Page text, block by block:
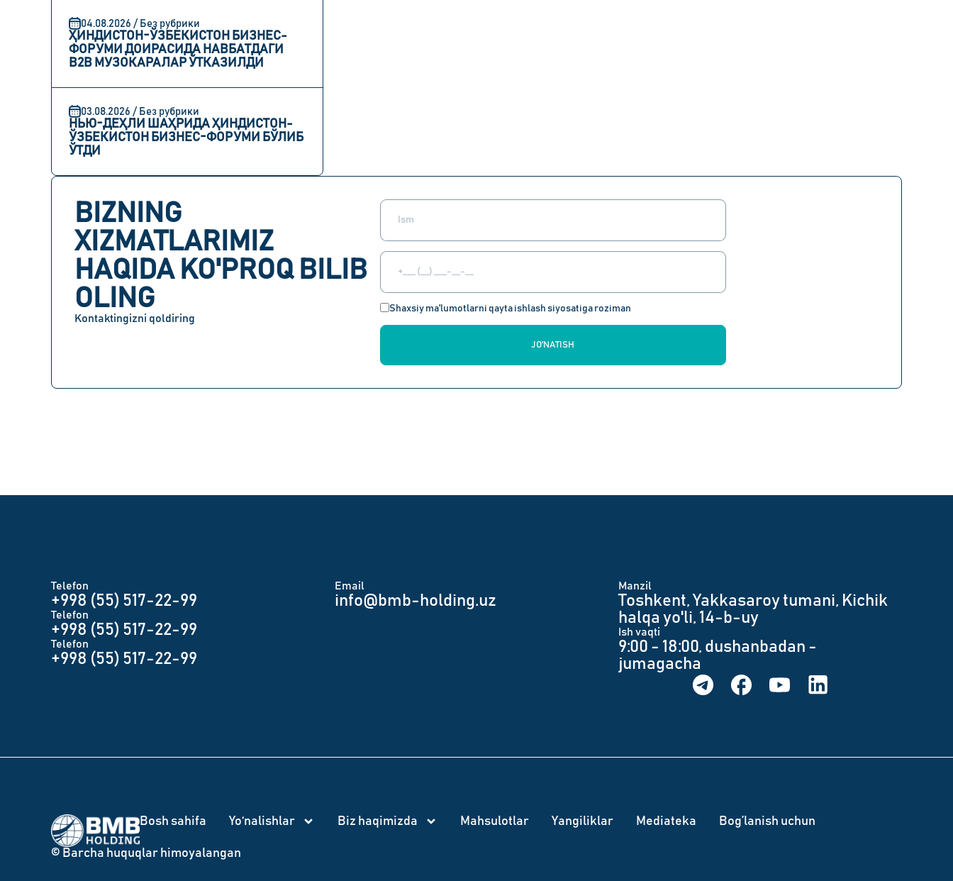
04.08.2026 / Без рубрики
ҲИНДИСТОН-ЎЗБЕКИСТОН БИЗНЕС-
ФОРУМИ ДОИРАСИДА НАВБАТДАГИ
B2B МУЗОКАРАЛАР ЎТКАЗИЛДИ
03.08.2026 / Без рубрики
НЬЮ-ДЕҲЛИ ШАҲРИДА ҲИНДИСТОН-
ЎЗБЕКИСТОН БИЗНЕС-ФОРУМИ БЎЛИБ
ЎТДИ
BIZNING
XIZMATLARIMIZ
HAQIDA KO'PROQ BILIB
OLING
Kontaktingizni qoldiring
Shaxsiy ma'lumotlarni qayta ishlash siyosatiga roziman
JO'NATISH
Telefon
+998 (55) 517-22-99
Telefon
+998 (55) 517-22-99
Telefon
+998 (55) 517-22-99
Email
info@bmb-holding.uz​
Manzil
Toshkent, Yakkasaroy tumani, Kichik
halqa yo'li, 14-b-uy
Ish vaqti
9:00 - 18:00, dushanbadan -
jumagacha
Bosh sahifa Yo‘nalishlar Biz haqimizda Mahsulotlar Yangiliklar Mediateka Bog’lanish uchun
© Barcha huquqlar himoyalangan